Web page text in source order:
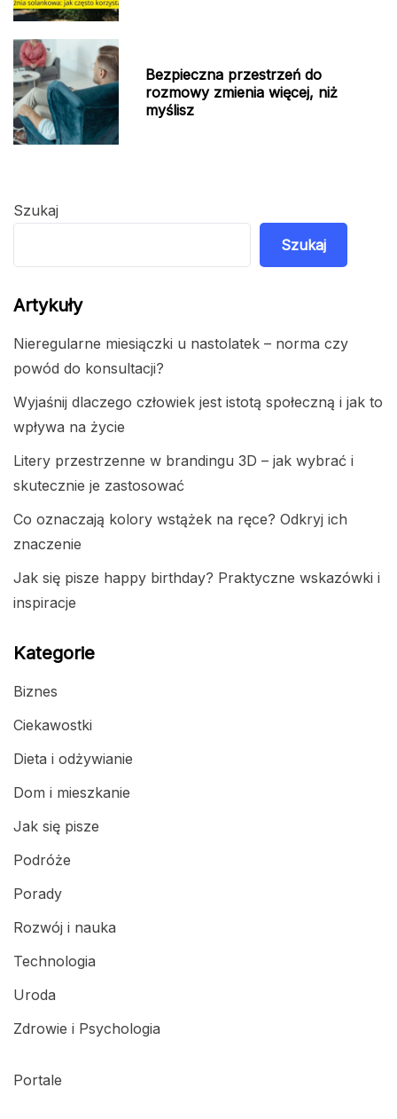
Bezpieczna przestrzeń do
rozmowy zmienia więcej, niż
myślisz
Szukaj
Szukaj
Artykuły
Nieregularne miesiączki u nastolatek – norma czy
powód do konsultacji?
Wyjaśnij dlaczego człowiek jest istotą społeczną i jak to
wpływa na życie
Litery przestrzenne w brandingu 3D – jak wybrać i
skutecznie je zastosować
Co oznaczają kolory wstążek na ręce? Odkryj ich
znaczenie
Jak się pisze happy birthday? Praktyczne wskazówki i
inspiracje
Kategorie
Biznes
Ciekawostki
Dieta i odżywianie
Dom i mieszkanie
Jak się pisze
Podróże
Porady
Rozwój i nauka
Technologia
Uroda
Zdrowie i Psychologia
Portale